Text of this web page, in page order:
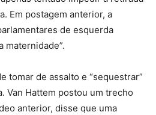
Em postagem anterior, a
de esquerda
maternidade”.
tomar de assalto e “sequestrar”
Van Hattem postou um trecho
anterior, disse que uma